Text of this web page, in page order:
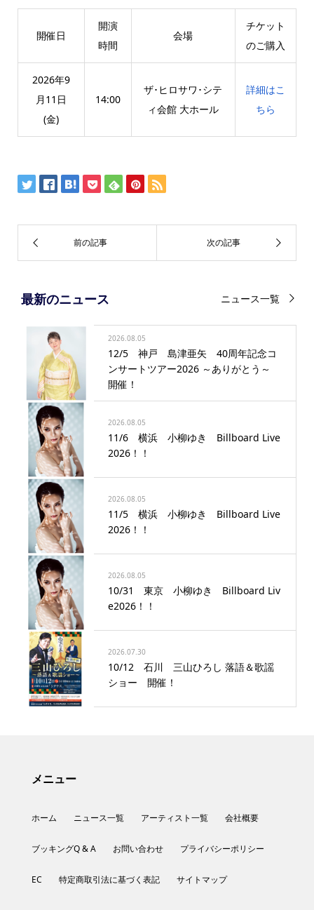
開催日
開演
時間
会場
チケット
のご購入
2026年9
月11日
(金)
14:00
ザ･ヒロサワ･シテ
ィ会館 大ホール
詳細はこ
ちら
最新のニュース ニュース一覧
2026.08.05
12/5 神戸 島津亜矢 40周年記念コ
ンサートツアー2026 ～ありがとう～
開催！
2026.08.05
11/6 横浜 小柳ゆき Billboard Live
2026！！
2026.08.05
11/5 横浜 小柳ゆき Billboard Live
2026！！
2026.08.05
10/31 東京 小柳ゆき Billboard Liv
e2026！！
2026.07.30
10/12 石川 三山ひろし 落語＆歌謡
ショー 開催！
メニュー
ホーム ニュース一覧 アーティスト一覧 会社概要
ブッキングQ & A お問い合わせ プライバシーポリシー
EC 特定商取引法に基づく表記 サイトマップ